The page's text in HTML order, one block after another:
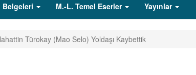
Belgeleri M.-L. Temel Eserler Yayınlar
Türokay (Mao Selo) Yoldaşı Kaybettik